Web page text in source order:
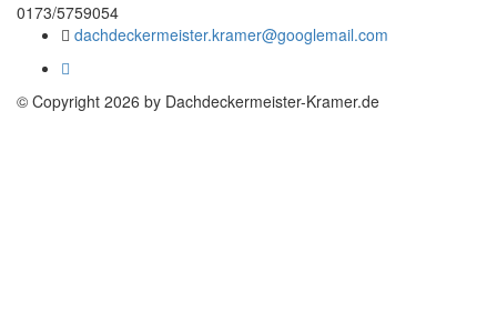
0173/5759054
dachdeckermeister.kramer@googlemail.com
© Copyright 2026 by Dachdeckermeister-Kramer.de